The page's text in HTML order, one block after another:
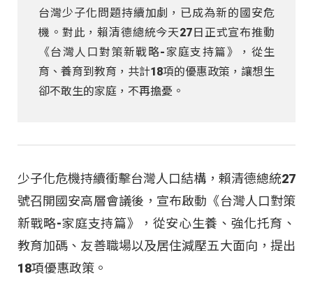
台灣少子化問題持續加劇，已成為新的國安危
機。對此，賴清德總統今天27日正式宣布推動
《台灣人口對策新戰略-家庭支持篇》，從生
育、養育到教育，共計18項的優惠政策，讓想生
卻不敢生的家庭，不再擔憂。
少子化危機持續衝擊台灣人口結構，賴清德總統27
號召開國安高層會議後，宣布啟動《台灣人口對策
新戰略-家庭支持篇》，從安心生養、強化托育、
教育加碼、友善職場以及居住減壓五大面向，提出
18項優惠政策。